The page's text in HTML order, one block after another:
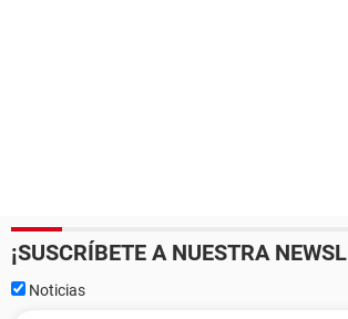
¡SUSCRÍBETE A NUESTRA
Noticias